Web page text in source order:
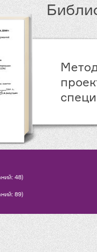
48)
89)